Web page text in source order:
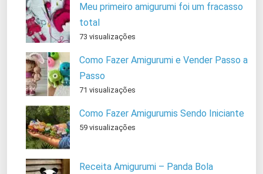
Meu primeiro amigurumi foi um fracasso
total
73 visualizações
Como Fazer Amigurumi e Vender Passo a
Passo
71 visualizações
Como Fazer Amigurumis Sendo Iniciante
59 visualizações
Receita Amigurumi – Panda Bola